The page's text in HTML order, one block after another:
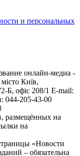
и персональных
онлайн-медиа -
Київ,
офіс 208/1 E-mail:
044-205-43-00
размещённых на
на
«Новости
– обязательна